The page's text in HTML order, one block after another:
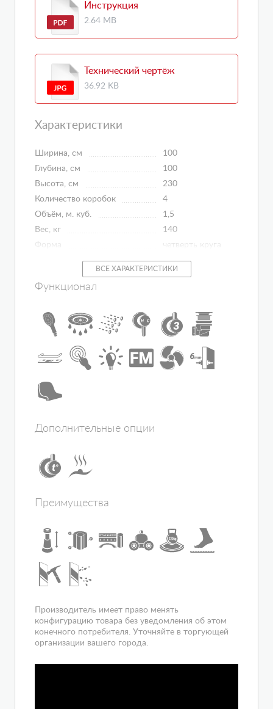
Инструкция
2.64 MB
Технический чертёж
36.92 KB
Характеристики
Ширина, см
100
Глубина, см
100
Высота, см
230
Количество коробок
4
Объём, м. куб.
1,5
Вес, кг
140
Форма
четверть круга
сенсорное
Исполнение полотна двери
прозрачное
Цвет задней стенки
Материал поддона
акрил
Регулировка температуры
сауны/бани
есть
Материал профиля
алюминий
Подголовник
Гидромассаж в основании
Количество секций дверей
Зона гидромассажа
Наличие крыши
да
Ориентация
универсальная
Расположение
Вход
ВСЕ ХАРАКТЕРИСТИКИ
Функционал
Дополнительные опции
Преимущества
Производитель имеет право менять
конфигурацию товара без уведомления об этом
конечного потребителя. Уточняйте в торгующей
организации вашего города.